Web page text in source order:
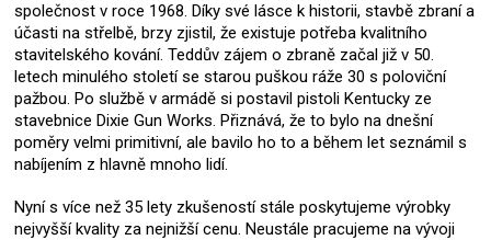
společnost v roce 1968. Díky své lásce k historii, stavbě zbraní a
účasti na střelbě, brzy zjistil, že existuje potřeba kvalitního
stavitelského kování. Teddův zájem o zbraně začal již v 50.
letech minulého století se starou puškou ráže 30 s poloviční
pažbou. Po službě v armádě si postavil pistoli Kentucky ze
stavebnice Dixie Gun Works. Přiznává, že to bylo na dnešní
poměry velmi primitivní, ale bavilo ho to a během let seznámil s
nabíjením z hlavně mnoho lidí.
Nyní s více než 35 lety zkušeností stále poskytujeme výrobky
nejvyšší kvality za nejnižší cenu. Neustále pracujeme na vývoji